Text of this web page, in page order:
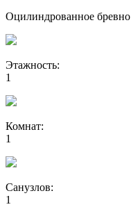
Оцилиндрованное бревно
Этажность:
1
Комнат:
1
Санузлов:
1